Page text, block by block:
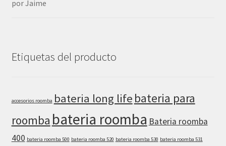
Valorado con
por Jaime
Etiquetas del producto
accesorios roomba bateria long life bateria para
roomba bateria roomba Bateria roomba
400 bateria roomba 500 bateria roomba 520 bateria roomba 530 bateria roomba 531